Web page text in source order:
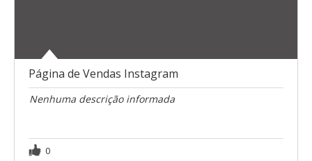
Página de Vendas Instagram
Nenhuma descrição informada
0